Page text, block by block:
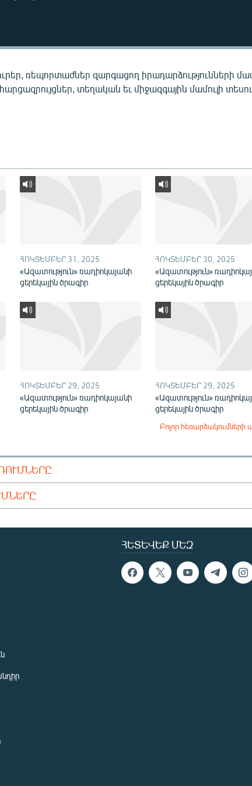
ռեպորտաժներ զարգացող իրադարձությունների
տեղական եւ միջազգային մամուլի
ՀՈԿՏԵՄԲԵՐ 31, 2025
«Ազատություն» ռադիոկայանի
ցերեկային ծրագիր
ՀՈԿՏԵՄԲԵՐ 30, 2025
«Ազատություն»
ցերեկային ծրագիր
ՀՈԿՏԵՄԲԵՐ 29, 2025
«Ազատություն» ռադիոկայանի
ցերեկային ծրագիր
ՀՈԿՏԵՄԲԵՐ 29, 2025
«Ազատություն»
ցերեկային ծրագիր
Բոլոր հեռարձակումների
ՀԵՏԵՎԵՔ ՄԵԶ